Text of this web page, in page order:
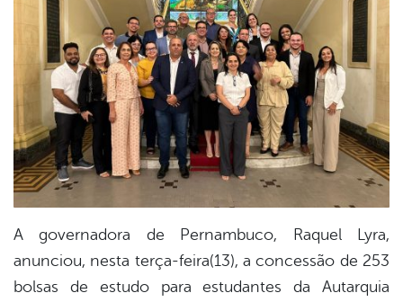
A governadora de Pernambuco, Raquel Lyra,
anunciou, nesta terça-feira(13), a concessão de 253
bolsas de estudo para estudantes da Autarquia